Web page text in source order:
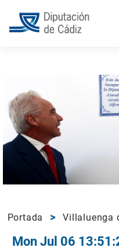
Portada Villaluenga
Mon Jul 06